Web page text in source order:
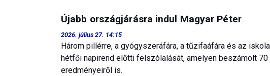
Újabb országjárásra indul Magyar Péter
2026. július 27. 14:15
Három pillérre, a gyógyszeráfára, a tűzifaáfára és az
hétfői napirend előtti felszólalását, amelyen beszámolt
eredményeiről is.